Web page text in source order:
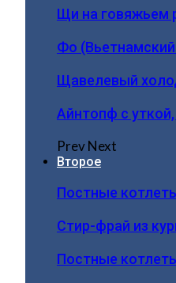
Щи на говяжьем
Фо (Вьетнамский
Щавелевый
Айнтопф с
PrevNext
Второе
Постные
Стир-фрай из
Постные